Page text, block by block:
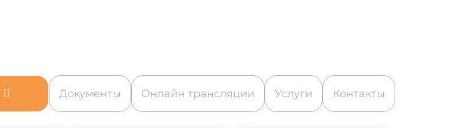
Документы Онлайн трансляции Услуги Контакты